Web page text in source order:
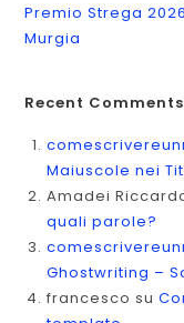
Premio Strega
Murgia
Recent Comments
Maiuscole nei
Amadei
quali parole?
Ghostwriting –
francesco su